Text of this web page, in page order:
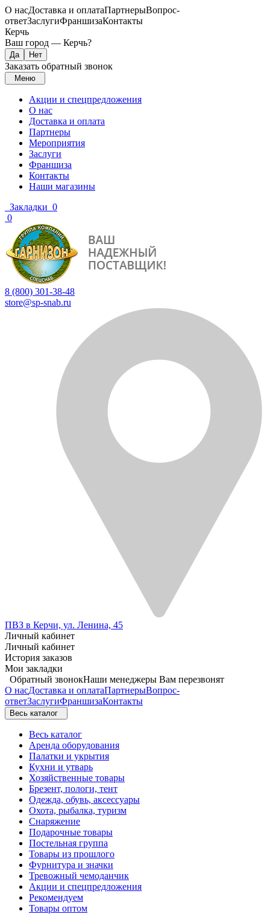
О насДоставка и оплатаПартнерыВопрос-
ответЗаслугиФраншизаКонтакты
Керчь
Ваш город — Керчь?
Заказать обратный звонок
Меню
Акции и спецпредложения
О нас
Доставка и оплата
Партнеры
Мероприятия
Заслуги
Франшиза
Контакты
Наши магазины
Закладки 0
0
8 (800) 301-38-48
store@sp-snab.ru
ПВЗ в Керчи, ул. Ленина, 45
Личный кабинет
Личный кабинет
История заказов
Мои закладки
Обратный звонокНаши менеджеры Вам перезвонят
О насДоставка и оплатаПартнерыВопрос-
ответЗаслугиФраншизаКонтакты
Весь каталог
Весь каталог
Аренда оборудования
Палатки и укрытия
Кухни и утварь
Хозяйственные товары
Брезент, пологи, тент
Одежда, обувь, аксессуары
Охота, рыбалка, туризм
Снаряжение
Подарочные товары
Постельная группа
Товары из прошлого
Фурнитура и значки
Тревожный чемоданчик
Акции и спецпредложения
Рекомендуем
Товары оптом